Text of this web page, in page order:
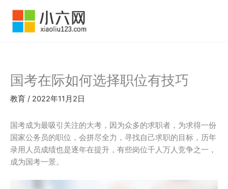
国考在际如何选择职位有技巧
教育 / 2022年11月2日
国考成为最吸引关注的大考，因为众多的求职者，为求得一份
国家公务员的职位，会拼尽全力，寻找自己求职的目标，历年
录用人员成绩也是逐年在提升，有些岗位千人万人竞争之一，
成为国考一景。